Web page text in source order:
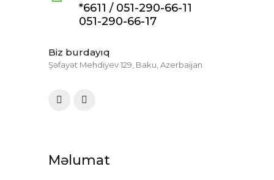
*6611 / 051-290-66-11
051-290-66-17
Biz burdayıq
Şəfayət Mehdiyev 129, Baku, Azerbaijan
Məlumat